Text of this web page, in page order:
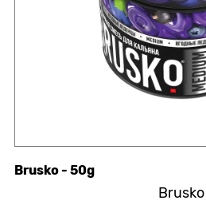
Brusko - 50g